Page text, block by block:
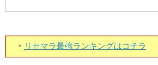
・ リセマラ最強ランキングはコチラ